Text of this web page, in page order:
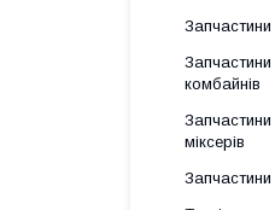
комбайнів
міксерів
Запчастини